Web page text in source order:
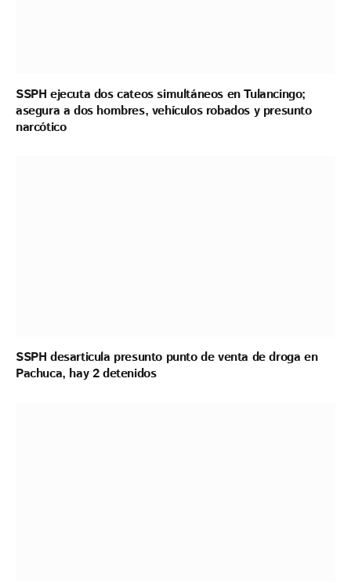
SSPH ejecuta dos cateos simultáneos en Tulancingo;
asegura a dos hombres, vehículos robados y presunto
narcótico
SSPH desarticula presunto punto de venta de droga en
Pachuca, hay 2 detenidos